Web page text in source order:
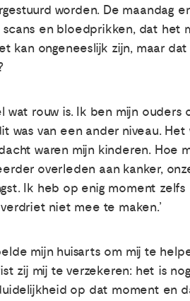
worden. De maandag
scans en bloedprikken, dat het
kan ongeneeslijk zijn, maar
wat rouw is. Ik ben mijn
was van een ander niveau.
waren mijn kinderen. Hoe
overleden aan kanker,
Ik heb op enig moment
niet mee te maken.’
mijn huisarts om mij te
zij mij te verzekeren: het is
op dat moment en